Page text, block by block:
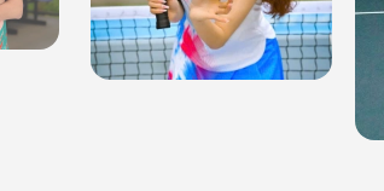
Anh được giới thiệu mua vợt ở PickZone, đã làm